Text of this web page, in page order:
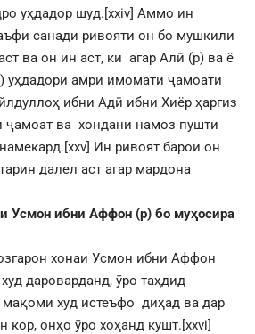
уҳдадор шуд.[xxiv] Аммо ин
санади ривояти он бо мушкили
ва он ин аст, ки агар Алӣ (р) ва ё
уҳдадори амри имомати ҷамоати
ибни Адӣ ибни Хиёр ҳаргиз
ҷамоат ва хондани намоз пушти
[xxv] Ин ривоят барои он
далел аст агар мардона
Усмон ибни Аффон (р) бо муҳосира
хонаи Усмон ибни Аффон
дароварданд, ӯро таҳдид
мақоми худ истеъфо диҳад ва дар
кор, онҳо ӯро хоҳанд кушт.[xxvi]